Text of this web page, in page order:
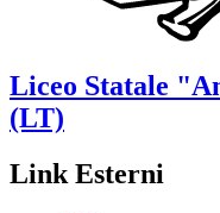
Liceo Statale
(LT)
Link Esterni